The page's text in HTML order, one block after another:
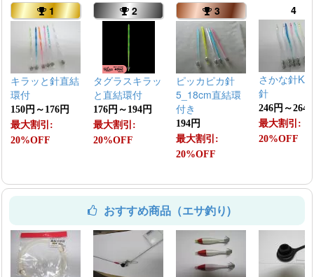
1
キラッと針直結
環付
150円～176円
最大割引:
20%OFF
2
タグラスキラッ
と直結環付
176円～194円
最大割引:
20%OFF
3
ピッカピカ針
5_18cm直結環
付き
194円
最大割引:
20%OFF
4
さかな針
針
246円～264
最大割引:
20%OFF
おすすめ商品（エサ釣り)